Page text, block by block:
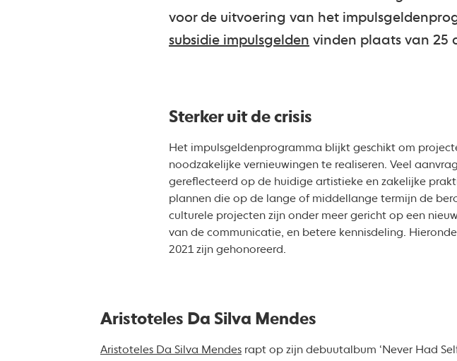
voor de uitvoering van het
subsidie impulsgelden vinden plaats van 25
Sterker uit de crisis
Het impulsgeldenprogramma blijkt geschikt om
noodzakelijke vernieuwingen te realiseren. Veel
gereflecteerd op de huidige artistieke en zakelijke
plannen die op de lange of middellange termijn de
culturele projecten zijn onder meer gericht op een
van de communicatie, en betere kennisdeling.
2021 zijn gehonoreerd.
Aristoteles Da Silva Mendes
Aristoteles Da Silva Mendesrapt op zijn debuutalbum ‘Never Had